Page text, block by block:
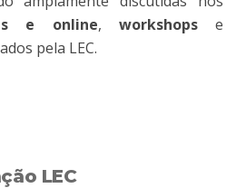
e online, workshopse
pela LEC.
LEC